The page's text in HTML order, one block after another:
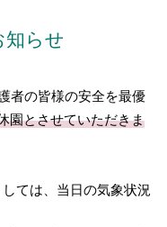
知らせ
者の皆様の安全を最優
園とさせていただきま
ては、当日の気象状況